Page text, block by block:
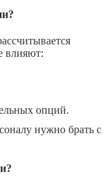
влияют:
опций.
нужно брать с